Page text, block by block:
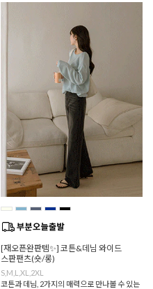
[재오픈완판템✨] 코튼&데님 와이드
스판팬츠(숏/롱)
S,M,L,XL,2XL
코튼과 데님, 2가지의 매력으로 만나볼 수 있는